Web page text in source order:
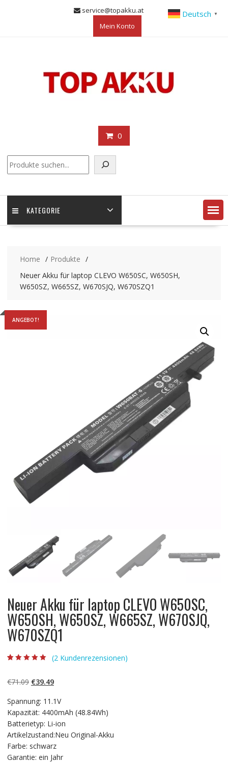
service@topakku.at
Mein Konto
0
KATEGORIE
Home
Produkte
Neuer Akku für laptop CLEVO W650SC, W650SH,
W650SZ, W665SZ, W670SJQ, W670SZQ1
ANGEBOT!
Neuer Akku für laptop CLEVO W650SC,
W650SH, W650SZ, W665SZ, W670SJQ,
W670SZQ1
basierend auf
Kundenbewertun
(2 Kundenrezensionen)
€71.09 Ursprünglicher
war:
€71.09
€39.49Aktueller
ist:
€39.49.
Spannung: 11.1V
Kapazität: 4400mAh (48.84Wh)
Batterietyp: Li-ion
Artikelzustand:Neu Original-Akku
Farbe: schwarz
Garantie: ein Jahr
Deutsch ▼